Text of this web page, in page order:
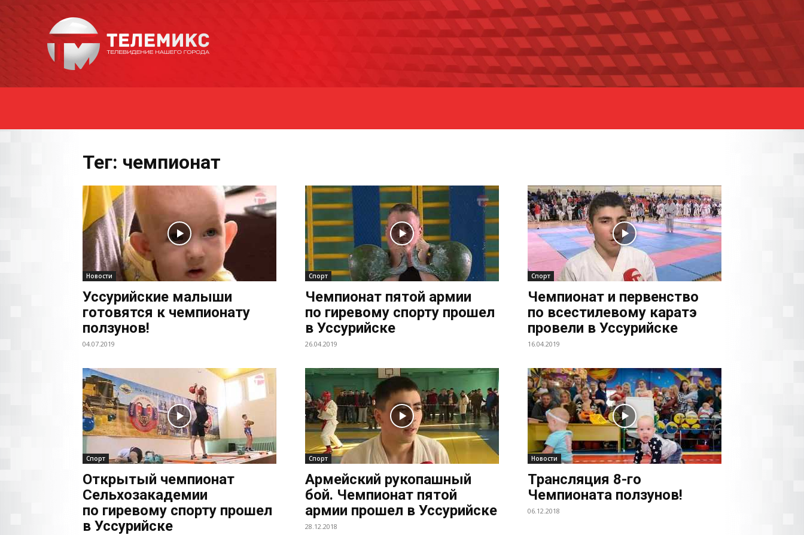
Уссурийска
Тег: чемпионат
Новости
Уссурийские малыши
готовятся к чемпионату
ползунов!
04.07.2019
Спорт
Чемпионат пятой армии
по гиревому спорту прошел
в Уссурийске
26.04.2019
Спорт
Чемпионат и первенство
по всестилевому каратэ
провели в Уссурийске
16.04.2019
Спорт
Открытый чемпионат
Сельхозакадемии
по гиревому спорту прошел
в Уссурийске
Спорт
Армейский рукопашный
бой. Чемпионат пятой
армии прошел в Уссурийске
28.12.2018
Новости
Трансляция 8-го
Чемпионата ползунов!
06.12.2018